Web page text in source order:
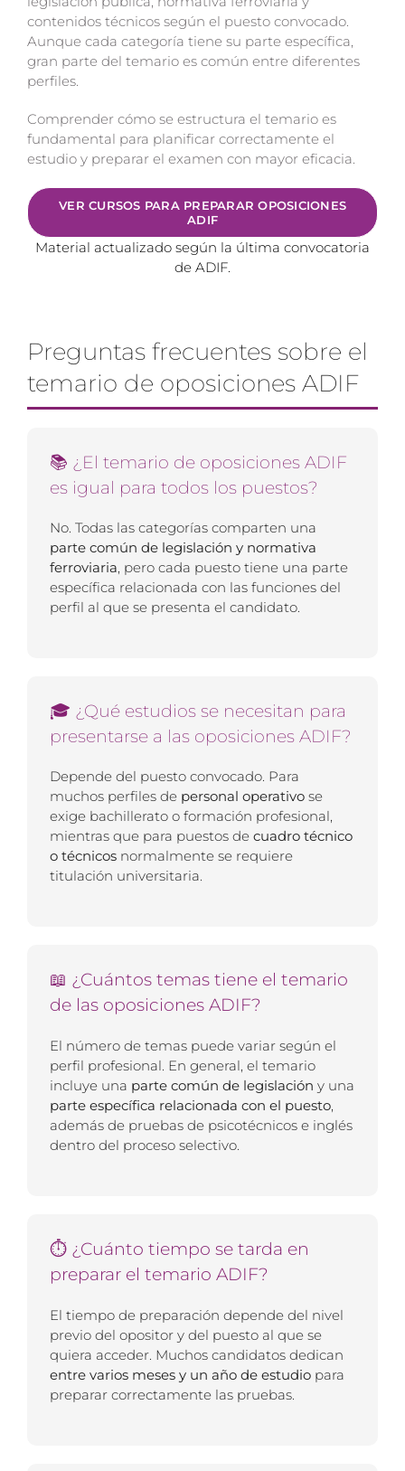
contenidos técnicos según el puesto convocado.
Aunque cada categoría tiene su parte específica,
gran parte del temario es común entre diferentes
perfiles.
Comprender cómo se estructura el temario es
fundamental para planificar correctamente el
estudio y preparar el examen con mayor eficacia.
VER CURSOS PARA PREPARAR OPOSICIONES
ADIF
Material actualizado según la última convocatoria
de ADIF.
Preguntas frecuentes sobre el
temario de oposiciones ADIF
📚 ¿El temario de oposiciones ADIF
es igual para todos los puestos?
No. Todas las categorías comparten una
parte común de legislación y normativa
ferroviaria, pero cada puesto tiene una parte
específica relacionada con las funciones del
perfil al que se presenta el candidato.
🎓 ¿Qué estudios se necesitan para
presentarse a las oposiciones ADIF?
Depende del puesto convocado. Para
muchos perfiles de personal operativose
exige bachillerato o formación profesional,
mientras que para puestos de cuadro técnico
o técnicosnormalmente se requiere
titulación universitaria.
📖 ¿Cuántos temas tiene el temario
de las oposiciones ADIF?
El número de temas puede variar según el
perfil profesional. En general, el temario
incluye una parte común de legislación y una
parte específica relacionada con el puesto,
además de pruebas de psicotécnicos e inglés
dentro del proceso selectivo.
⏱ ¿Cuánto tiempo se tarda en
preparar el temario ADIF?
El tiempo de preparación depende del nivel
previo del opositor y del puesto al que se
quiera acceder. Muchos candidatos dedican
entre varios meses y un año de estudiopara
preparar correctamente las pruebas.